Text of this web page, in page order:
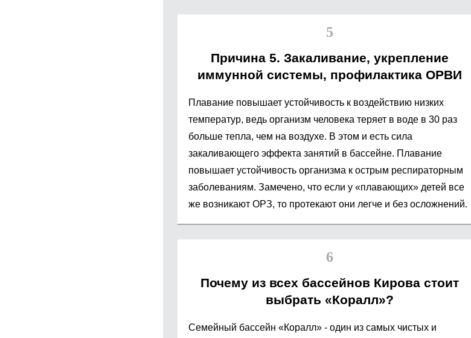
Причина 5. Закаливание, укрепление
иммунной системы, профилактика ОРВИ
Плавание повышает устойчивость к воздействию низких
температур, ведь организм человека теряет в воде в 30 раз
больше тепла, чем на воздухе. В этом и есть сила
закаливающего эффекта занятий в бассейне. Плавание
повышает устойчивость организма к острым респираторным
заболеваниям. Замечено, что если у «плавающих» детей все
же возникают ОРЗ, то протекают они легче и без осложнений.
Почему из всех бассейнов Кирова стоит
выбрать «Коралл»?
Семейный бассейн «Коралл» - один из самых чистых и